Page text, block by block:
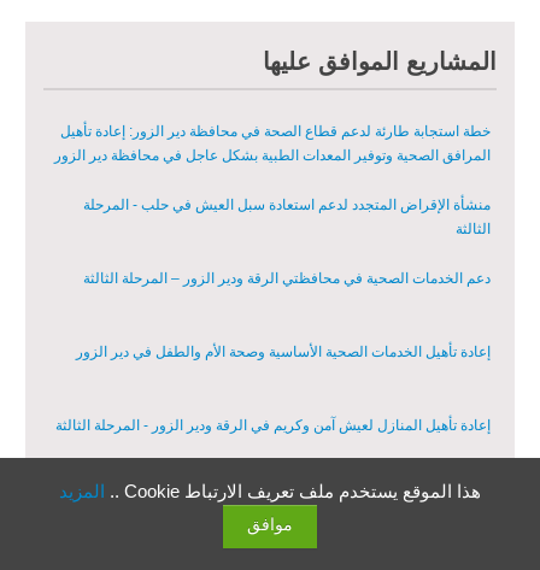
المشاريع الموافق عليها
الدعم الزراعي للمزارعين في محافظتي الرقة ودير الزور – المرحلة
العاشرة
خطة استجابة طارئة لدعم قطاع الصحة في محافظة دير الزور: إعادة تأهيل
المرافق الصحية وتوفير المعدات الطبية بشكل عاجل في محافظة دير الزور
منشأة الإقراض المتجدد لدعم استعادة سبل العيش في حلب - المرحلة
الثالثة
دعم الخدمات الصحية في محافظتي الرقة ودير الزور – المرحلة الثالثة
إعادة تأهيل الخدمات الصحية الأساسية وصحة الأم والطفل في دير الزور
إعادة تأهيل المنازل لعيش آمن وكريم في الرقة ودير الزور - المرحلة الثالثة
مشروع إعادة تأهيل المأوى والبنية التحتية المستدامة في محافظة السويداء
هذا الموقع يستخدم ملف تعريف الارتباط Cookie .. المزيد
موافق